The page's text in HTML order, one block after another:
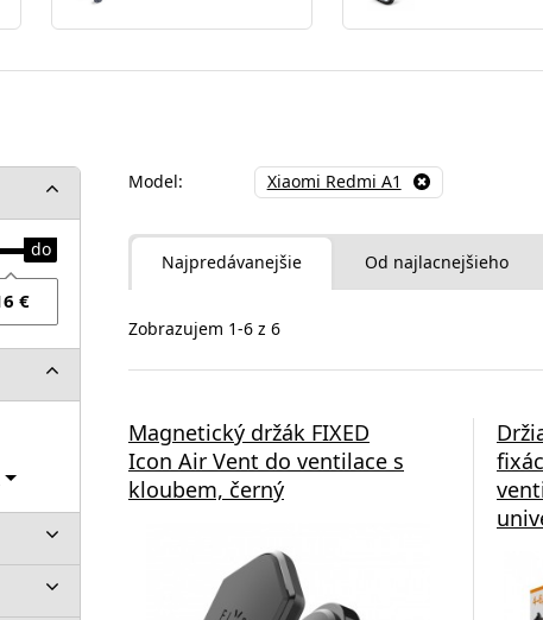
Model: Xiaomi Redmi A1
Najpredávanejšie Od najlacnejšieho
Zobrazujem 1-6 z 6
Magnetický držák FIXED
Icon Air Vent do ventilace s
kloubem, černý